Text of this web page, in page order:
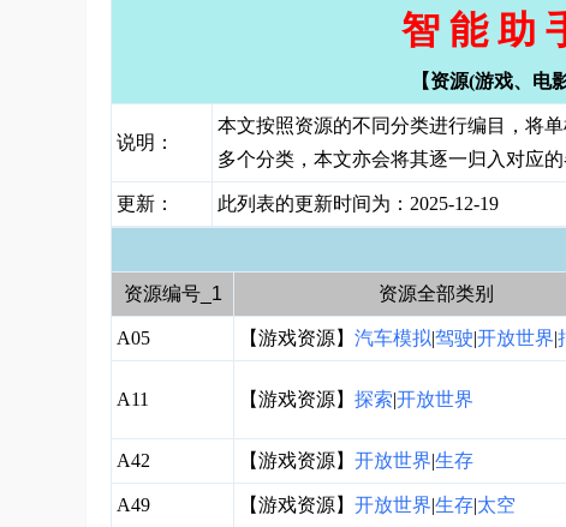
智 能 助
【资源(游戏、电
说明：
本文按照资源的不同分类进行编目，将
多个分类，本文亦会将其逐一归入对应
更新： 此列表的更新时间为：2025-12-19
资源编号_1 资源全部类别
A05 【游戏资源】 汽车模拟|驾驶|开放世界|
A11 【游戏资源】 探索|开放世界
A42 【游戏资源】 开放世界|生存
A49 【游戏资源】 开放世界|生存|太空